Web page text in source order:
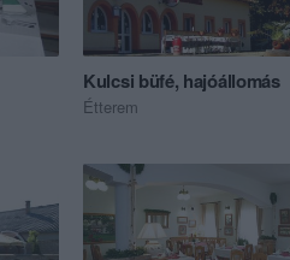
Kulcsi büfé, hajóállomás
Étterem